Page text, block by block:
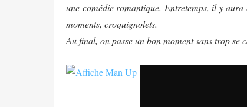
une comédie romantique. Entretemps, il y aura
moments, croquignolets.
Au final, on passe un bon moment sans trop se